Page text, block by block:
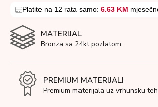
Platite na 12 rata samo: 6.63 KM
MATERIJAL
Bronza sa 24kt pozlatom.
PREMIUM MATERIJALI
Premium materijala uz vrhunsku